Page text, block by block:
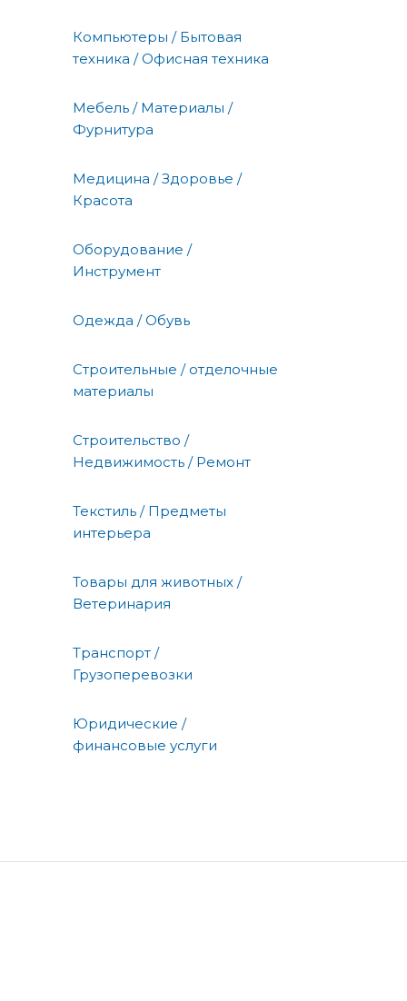
Компьютеры / Бытовая
техника / Офисная техника
Мебель / Материалы /
Фурнитура
Медицина / Здоровье /
Красота
Оборудование /
Инструмент
Одежда / Обувь
Строительные / отделочные
материалы
Строительство /
Недвижимость / Ремонт
Текстиль / Предметы
интерьера
Товары для животных /
Ветеринария
Транспорт /
Грузоперевозки
Юридические /
финансовые услуги